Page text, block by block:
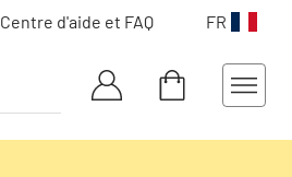
Centre d'aide et FAQ FR